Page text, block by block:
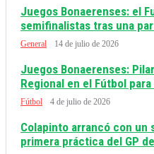
Juegos Bonaerenses: el
semifinalistas tras una
General 14 de julio de 2026
Juegos Bonaerenses:
Regional en el Fútbol
Fútbol 4 de julio de 2026
Colapinto arrancó con un
primera práctica del GP